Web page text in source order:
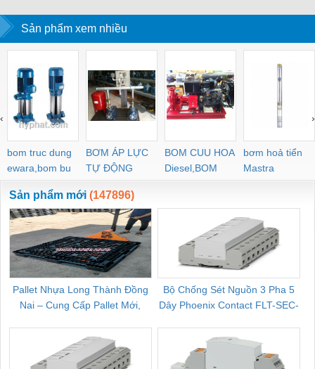
Sản phẩm xem nhiều
bom truc dung
ewara,bom bu
ewara
BƠM ÁP LỰC
TỰ ĐỘNG
BOM CUU HOA
Diesel,BOM
CHUA CHAY
bơm hoả tiển
Mastra
‹ ›
Sản phẩm mới (147896)
Pallet Nhựa Long Thành Đồng
Nai – Cung Cấp Pallet Mới,
Bộ Chống Sét Nguồn 3 Pha 5
Dây Phoenix Contact FLT-SEC-